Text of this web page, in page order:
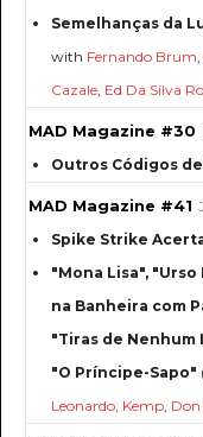
Semelhanças da
with Fernando Brum,
Cazale, Ed Da Silva
MAD Magazine #30
Outros Códigos
MAD Magazine #41
Spike Strike
"Mona Lisa",
na Banheira com
"Tiras de Nenhum
"O Príncipe-Sapo"
Leonardo, Kemp,